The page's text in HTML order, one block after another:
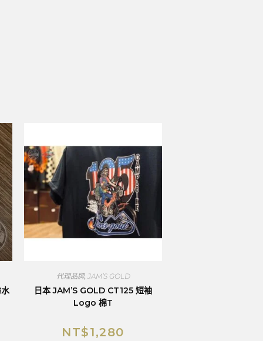
代理品牌, JAM’S GOLD
日本 JAM’S GOLD CT125 短袖
Logo 棉T
NT$1,280